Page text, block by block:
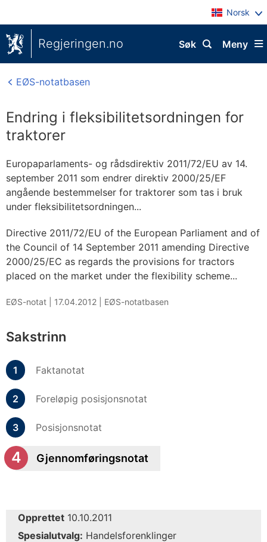
Norsk
Regjeringen.no Meny
Søk
EØS-notatbasen
Endring i fleksibilitetsordningen for
traktorer
Europaparlaments- og rådsdirektiv 2011/72/EU av 14.
september 2011 som endrer direktiv 2000/25/EF
angående bestemmelser for traktorer som tas i bruk
under fleksibilitetsordningen...
Directive 2011/72/EU of the European Parliament and of
the Council of 14 September 2011 amending Directive
2000/25/EC as regards the provisions for tractors
placed on the market under the flexibility scheme...
EØS-notat | 17.04.2012 EØS-notatbasen
Sakstrinn
Faktanotat
Foreløpig posisjonsnotat
Posisjonsnotat
Gjennomføringsnotat
Opprettet 10.10.2011
Spesialutvalg: Handelsforenklinger